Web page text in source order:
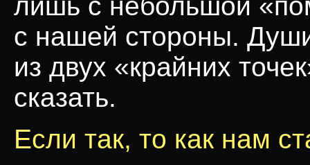
лишь с небольшой
с нашей стороны.
из двух «крайних
сказать.
Если так, то как нам